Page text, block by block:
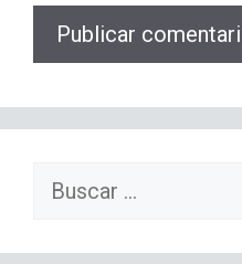
Buscar: